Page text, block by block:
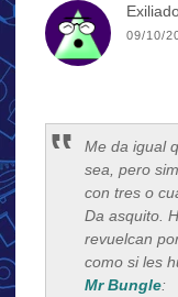
09/10/
Me da igual
sea, pero
con tres o
Da asquito.
revuelcan
como si les
Mr Bungle: